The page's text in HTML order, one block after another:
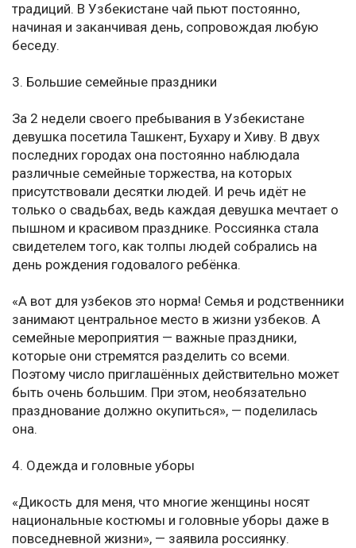
традиций. В Узбекистане чай пьют постоянно,
начиная и заканчивая день, сопровождая любую
беседу.
3. Большие семейные праздники
За 2 недели своего пребывания в Узбекистане
девушка посетила Ташкент, Бухару и Хиву. В двух
последних городах она постоянно наблюдала
различные семейные торжества, на которых
присутствовали десятки людей. И речь идёт не
только о свадьбах, ведь каждая девушка мечтает о
пышном и красивом празднике. Россиянка стала
свидетелем того, как толпы людей собрались на
день рождения годовалого ребёнка.
«А вот для узбеков это норма! Семья и родственники
занимают центральное место в жизни узбеков. А
семейные мероприятия — важные праздники,
которые они стремятся разделить со всеми.
Поэтому число приглашённых действительно может
быть очень большим. При этом, необязательно
празднование должно окупиться», — поделилась
она.
4. Одежда и головные уборы
«Дикость для меня, что многие женщины носят
национальные костюмы и головные уборы даже в
повседневной жизни», — заявила россиянку.